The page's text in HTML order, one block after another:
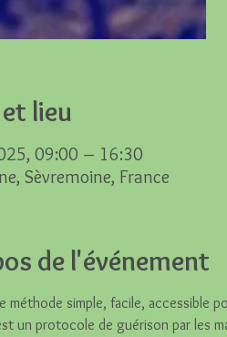
lieu
09:00 – 16:30
Sèvremoine, France
de l'événement
méthode simple, facile, accessible
un protocole de guérison par les